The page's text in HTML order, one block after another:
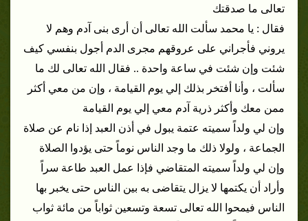
تعالى ما صدقتك
فقال : يا محمد سألت الله تعالى أن أرى بنى آدم وهم لا
يروني فأجراني على عروقهم مجرى الدم أجول بنفسي كيف
شئت وإن شئت في ساعة واحدة .. فقال الله تعالى لك ما
سألت ، وأنا أفتخر بذلك إلي يوم القيامة ، وإن من معي أكثر
ممن معك وأكثر ذرية آدم معي إلي يوم القيامة
وإن لي ولداً سميته عتمة يبول في أذن العبد إذا نام عن صلاة
الجماعة ، ولولا ذلك ما وجد الناس نوماً حتى يؤدوا الصلاة
وإن لي ولداً سميته المتقاضي فإذا عمل العبد طاعة سراً
وأراد أن يكتمها لا يزال يتقاضى به بين الناس حتى يخبر بها
الناس فيمحوا الله تعالى تسعة وتسعين ثواباً من مائة ثواب